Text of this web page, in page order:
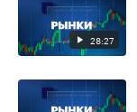
28:27